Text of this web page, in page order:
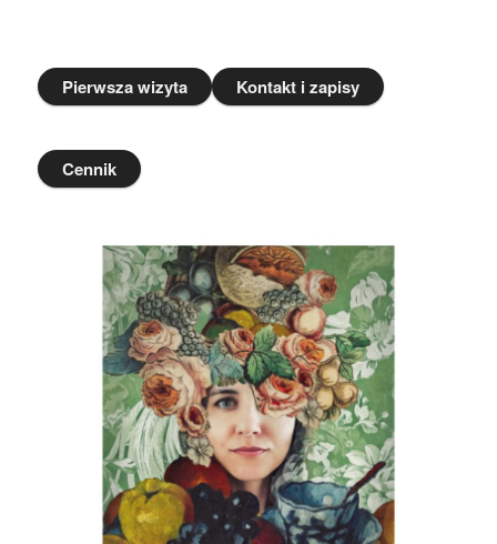
Pierwsza wizyta Kontakt i zapisy
Cennik